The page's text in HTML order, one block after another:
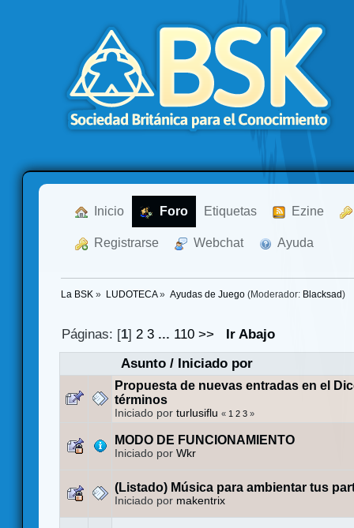
Inicio Foro Etiquetas Ezine
Registrarse Webchat Ayuda
La BSK » LUDOTECA» Ayudas de Juego(Moderador: Blacksad )
Páginas: [1]2 3 ... 110 >>
Ir Abajo
Asunto/ Iniciado por
Propuesta de nuevas entradas en el
términos
Iniciado por turlusiflu « 1 2 3 »
MODO DE FUNCIONAMIENTO
Iniciado por Wkr
(Listado) Música para ambientar tus
Iniciado por makentrix